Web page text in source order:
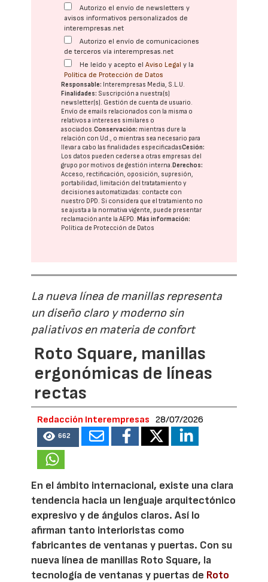
Autorizo el envío de newsletters y
avisos informativos personalizados de
interempresas.net
Autorizo el envío de comunicaciones
de terceros vía interempresas.net
He leído y acepto elAviso Legal y la
Política de Protección de Datos
Responsable: Interempresas Media, S.L.U.
Finalidades: Suscripción a nuestra(s)
newsletter(s). Gestión de cuenta de usuario.
Envío de emails relacionados con la misma o
relativos a intereses similares o
asociados.Conservación: mientras dure la
relación con Ud., o mientras sea necesario para
llevar a cabo las finalidades especificadasCesión:
Los datos pueden cederse a otras empresas del
grupo por motivos de gestión interna. Derechos:
Acceso, rectificación, oposición, supresión,
portabilidad, limitación del tratatamiento y
decisiones automatizadas: contacte con
nuestro DPD. Si considera que el tratamiento no
se ajusta a la normativa vigente, puede presentar
reclamación ante laAEPD. Más información:
Política de Protección de Datos
La nueva línea de manillas representa
un diseño claro y moderno sin
paliativos en materia de confort
Roto Square, manillas
ergonómicas de líneas
rectas
Redacción Interempresas 28/07/2026
662
En el ámbito internacional, existe una clara
tendencia hacia un lenguaje arquitectónico
expresivo y de ángulos claros. Así lo
afirman tanto interioristas como
fabricantes de ventanas y puertas. Con su
nueva línea de manillas Roto Square, la
tecnología de ventanas y puertas de Roto